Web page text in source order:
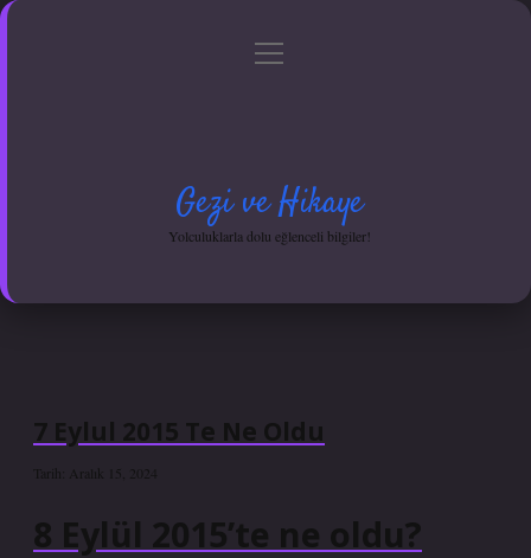
Gizlilik Politikası
menüyü
Gezi ve Hikaye
Yolculuklarla dolu eğlenceli bilgiler!
7 Eylul 2015 Te Ne Oldu
Tarih: Aralık 15, 2024
8 Eylül 2015’te ne oldu?